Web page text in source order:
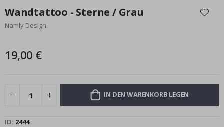
der
Bildgalerie
Wandtattoo - Sterne / Grau
Namly Design
19,00 €
IN DEN WARENKORB LEGEN
ID 2444